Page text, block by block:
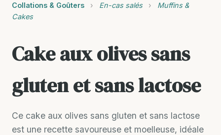
Collations & Goûters › En-cas salés ›
Muffins &
Cakes
Cake aux olives sans
gluten et sans lactose
Ce cake aux olives sans gluten et sans lactose
est une recette savoureuse et moelleuse, idéale